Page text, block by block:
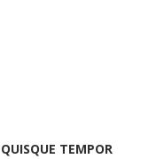
QUISQUE TEMPOR